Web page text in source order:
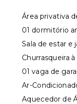
Área privativa
01 dormitório
Sala de estar e
Churrasqueira
01 vaga de
Ar-
Aquecedor de